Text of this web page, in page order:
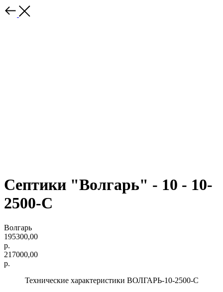
Септики "Волгарь" - 10 - 10-
2500-С
Волгарь
195300,00
р.
217000,00
р.
Технические характеристики ВОЛГАРЬ-10-2500-С